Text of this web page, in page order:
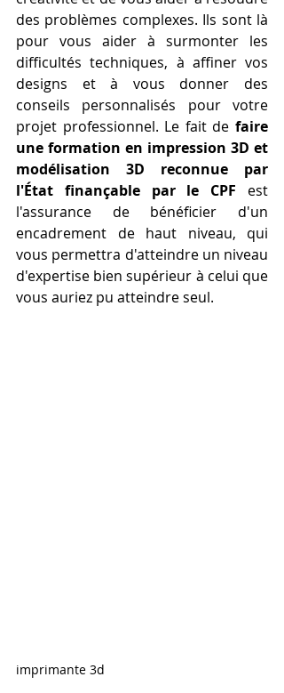
des problèmes complexes. Ils sont là
pour vous aider à surmonter les
difficultés techniques, à affiner vos
designs et à vous donner des
conseils personnalisés pour votre
projet professionnel. Le fait de faire
une formation en impression 3D et
modélisation 3D reconnue par
l'État finançable par le CPF est
l'assurance de bénéficier d'un
encadrement de haut niveau, qui
vous permettra d'atteindre un niveau
d'expertise bien supérieur à celui que
vous auriez pu atteindre seul.
imprimante 3d